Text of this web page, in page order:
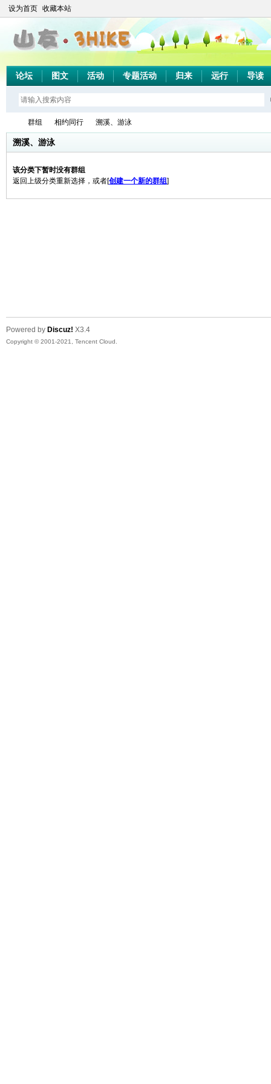
设为首页 收藏本站
论坛 图文 活动 专题活动 归来 远行 导读
›
群组
›
相约同行
›
溯溪、游泳
溯溪、游泳
该分类下暂时没有群组
返回上级分类重新选择，或者[创建一个新的群组]
Powered by Discuz! X3.4
Copyright © 2001-2021, Tencent Cloud.